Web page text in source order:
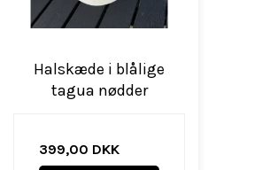
Halskæde i blålige
tagua nødder
399,00 DKK